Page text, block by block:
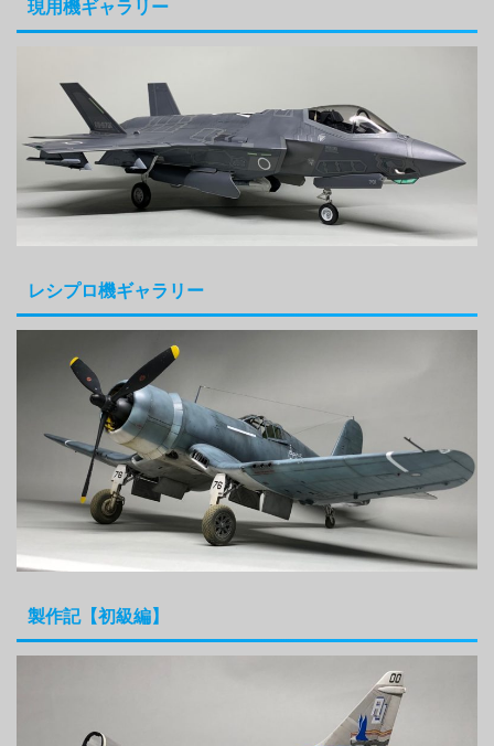
現用機ギャラリー
レシプロ機ギャラリー
製作記【初級編】